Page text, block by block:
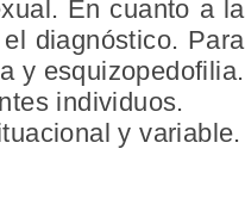
En cuanto a la
diagnóstico. Para
y esquizopedofilia.
individuos.
y variable.